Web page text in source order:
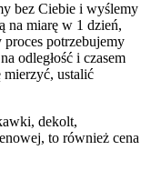
bez Ciebie i wyślemy
na miarę w 1 dzień,
proces potrzebujemy
odległość i czasem
mierzyć, ustalić
dekolt,
to również cena